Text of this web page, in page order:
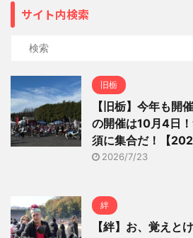
サイト内検索
旧栃
【旧栃】今年も開
の開催は10月4日
須に集合だ！【
2026/7/23
絆
【絆】お、覚えと